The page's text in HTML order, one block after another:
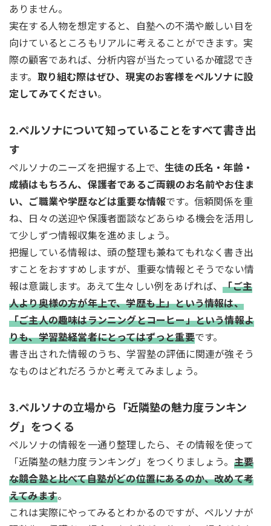
ありません。
実在する人物を想定すると、自塾への不満や厳しい目を
向けているところもリアルに考えることができます。実
際の顧客であれば、分析内容が当たっているか確認でき
ます。 取り組む際はぜひ、現実のお客様をペルソナに設
定してみてください。
2.ペルソナについて知っていることをすべて書き出
す
ペルソナのニーズを把握する上で、生徒の氏名・年齢・
成績はもちろん、保護者であるご両親のお名前やお住ま
い、ご職業や学歴などは重要な情報です。信頼関係を重
ね、日々の送迎や保護者面談などあらゆる機会を活用し
て少しずつ情報収集を進めましょう。
把握している情報は、頭の整理も兼ねてもれなく書き出
すことをおすすめしますが、重要な情報とそうでない情
報は意識します。あえて生々しい例をあげれば、「ご主
人より奥様の方が年上で、学歴も上」という情報は、
「ご主人の趣味はランニングとコーヒー」という情報よ
りも、学習塾経営者にとってはずっと重要です。
書き出された情報のうち、学習塾の評価に関連が強そう
なものはどれだろうかと考えてみましょう。
3.ペルソナの立場から「近隣塾の魅力度ランキン
グ」をつくる
ペルソナの情報を一通り整理したら、その情報を使って
「近隣塾の魅力度ランキング」をつくりましょう。 主要
な競合塾と比べて自塾がどの位置にあるのか、改めて考
えてみます。
これは実際にやってみるとわかるのですが、ペルソナが